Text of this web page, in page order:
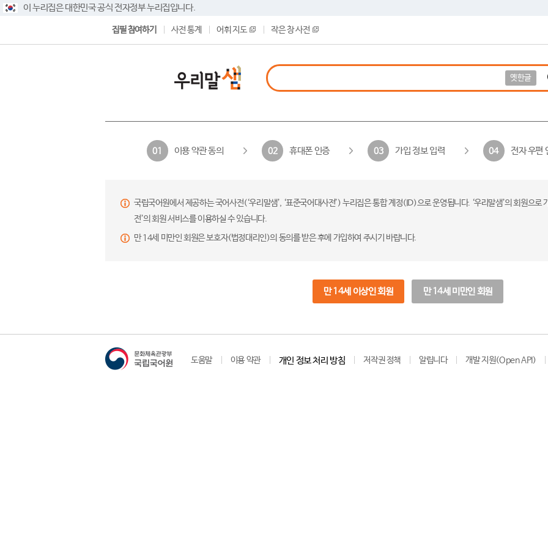
이 누리집은 대한민국 공식 전자정부 누리집입니다.
집필 참여하기 사전 통계 어휘 지도 작은 창 사전
옛한글
01 이용 약관 동의 02 휴대폰 인증 03 가입 정보 입력 04 전자 우편
국립국어원에서 제공하는 국어사전(‘우리말샘’, ‘표준국어대사전’) 누리집은 통합 계정(ID)으로 운영됩니다. ‘우리말샘’의 회원으
전’의 회원 서비스를 이용하실 수 있습니다.
만 14세 미만인 회원은 보호자(법정대리인)의 동의를 받은 후에 가입하여 주시기 바랍니다.
만 14세 이상인 회원 만 14세 미만인 회원
도움말 이용 약관 개인 정보 처리 방침 저작권 정책 알립니다 개발 지원(Open API)